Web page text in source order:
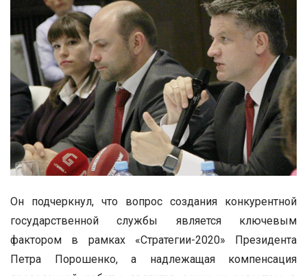
Он подчеркнул, что вопрос создания конкурентной
государственной службы является ключевым
фактором в рамках «Стратегии-2020» Президента
Петра Порошенко, а надлежащая компенсация